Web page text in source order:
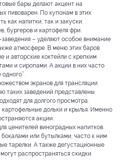
бары делают акцент на
пивоварен. По купонам в этих
как напитки, так и закуски.
бургеров и картофеля фри.
– уделяют особое внимание
атмосфере. В меню этих баров
и авторские коктейли с крепким
и сиропами. А акции в них часто
экранов для трансляции
таких заведений представлены
для долгого просмотра.
дольки и крылья. Именно
акции.
ценителей виноградных напитков.
или бутылками, часто к ним
тарелки. А также дегустационные
распространяться скидки.